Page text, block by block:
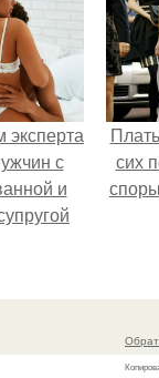
эксперта
с
и
на
сих